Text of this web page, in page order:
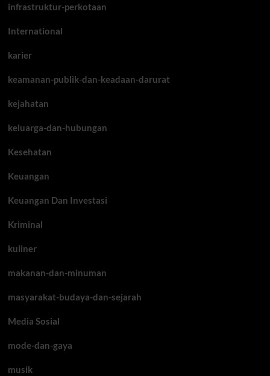
infrastruktur-perkotaan
International
karier
keamanan-publik-dan-keadaan-darurat
kejahatan
keluarga-dan-hubungan
Kesehatan
Keuangan
Keuangan Dan Investasi
Kriminal
kuliner
makanan-dan-minuman
masyarakat-budaya-dan-sejarah
Media Sosial
mode-dan-gaya
musik